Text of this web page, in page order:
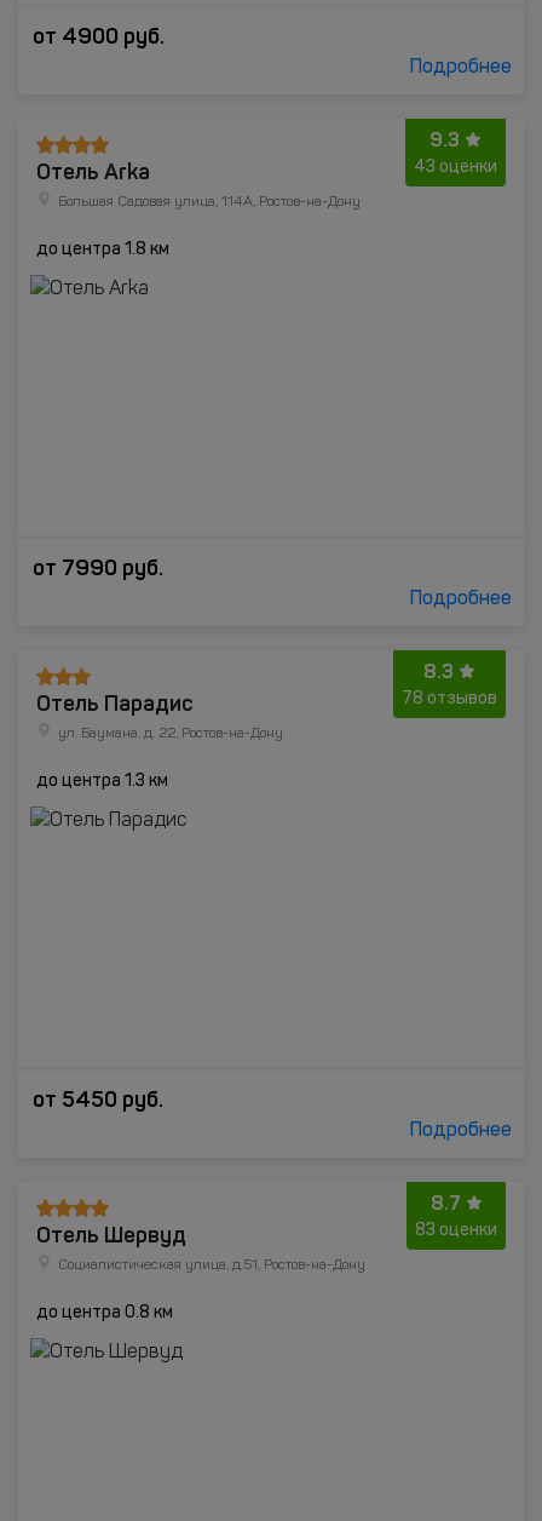
от 4900 руб.
Подробнее
9.3
43 оценки
Отель Arka
Большая Садовая улица, 114А, Ростов-на-Дону
до центра 1.8 км
от 7990 руб.
Подробнее
8.3
78 отзывов
Отель Парадис
ул. Баумана, д. 22, Ростов-на-Дону
до центра 1.3 км
от 5450 руб.
Подробнее
8.7
83 оценки
Отель Шервуд
Социалистическая улица, д.51, Ростов-на-Дону
до центра 0.8 км